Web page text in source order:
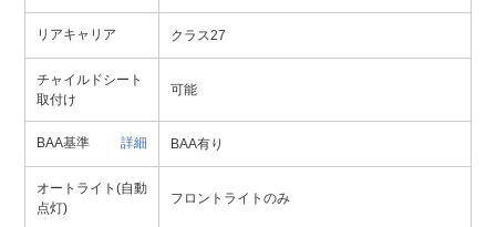
リアキャリア クラス27
チャイルドシート
取付け
可能
BAA基準 詳細 BAA有り
オートライト(自動
点灯)
フロントライトのみ